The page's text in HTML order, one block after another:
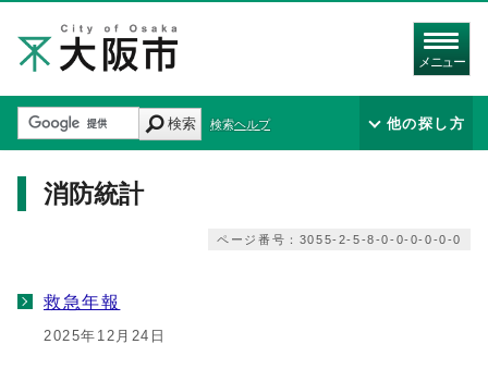
メニュー
検索 検索ヘルプ 他の探し方
消防統計
ページ番号：3055-2-5-8-0-0-0-0-0-0
救急年報
2025年12月24日